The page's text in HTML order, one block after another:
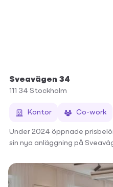
Sveavägen 34
111 34 Stockholm
Kontor Co-work
Under 2024 öppnade
sin nya anläggning på